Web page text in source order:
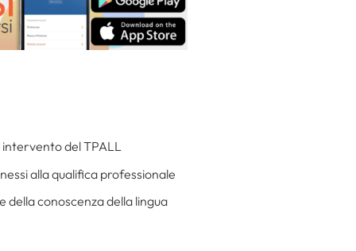
intervento del TPALL
alla qualifica professionale
conoscenza della lingua